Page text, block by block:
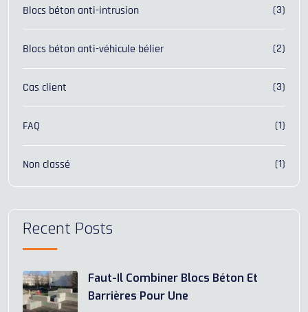
Blocs béton anti-intrusion (3)
Blocs béton anti-véhicule bélier (2)
Cas client (3)
FAQ (1)
Non classé (1)
Recent Posts
Faut-Il Combiner Blocs Béton Et
Barrières Pour Une